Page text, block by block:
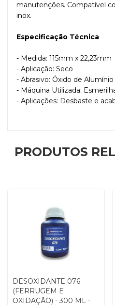
manutenções. Compatível
inox.
Especificação Técnica
- Medida: 115mm x 22,23mm
- Aplicação: Seco
- Abrasivo: Óxido de Alumínio
- Máquina Utilizada:
- Aplicações: Desbaste e
PRODUTOS
DESOXIDANTE 076
(FERRUGEM E
OXIDAÇÃO) - 300 ML -